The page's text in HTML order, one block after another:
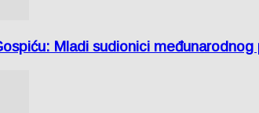
Mladi sudionici